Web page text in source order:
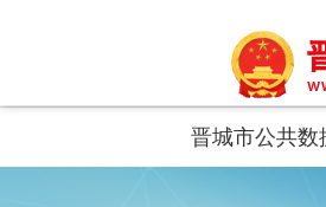
晋城市公共数